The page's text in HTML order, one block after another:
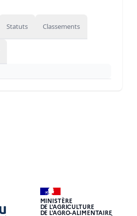
Statuts Classements
MINISTÈRE
DE L'AGRICULTURE
DE L'AGRO-ALIMENTAIRE